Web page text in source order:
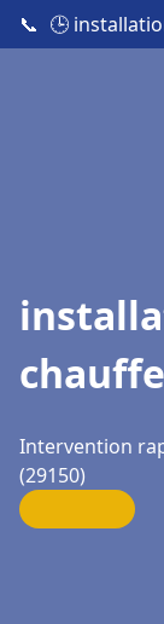
📞 🕒
Intervention
(29150)